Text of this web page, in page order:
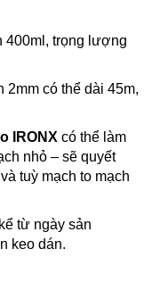
400ml, trọng lượng
2mm có thể dài 45m,
IRONX có thể làm
nhỏ – sẽ quyết
tuỳ mạch to mạch
từ ngày sản
keo dán.